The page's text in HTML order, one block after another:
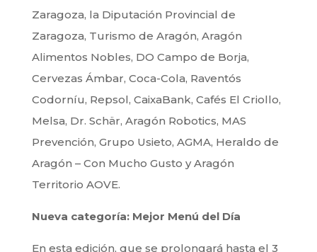
Zaragoza, la Diputación Provincial de
Zaragoza, Turismo de Aragón, Aragón
Alimentos Nobles, DO Campo de Borja,
Cervezas Ámbar, Coca-Cola, Raventós
Codorníu, Repsol, CaixaBank, Cafés El Criollo,
Melsa, Dr. Schär, Aragón Robotics, MAS
Prevención, Grupo Usieto, AGMA, Heraldo de
Aragón – Con Mucho Gusto y Aragón
Territorio AOVE.
Nueva categoría: Mejor Menú del Día
En esta edición, que se prolongará hasta el 3